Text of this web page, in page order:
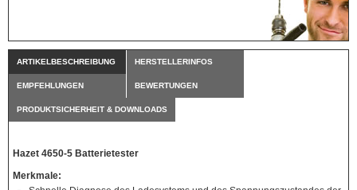
ARTIKELBESCHREIBUNG HERSTELLERINFOS
EMPFEHLUNGEN BEWERTUNGEN
PRODUKTSICHERHEIT & DOWNLOADS
Hazet 4650-5 Batterietester
Merkmale: